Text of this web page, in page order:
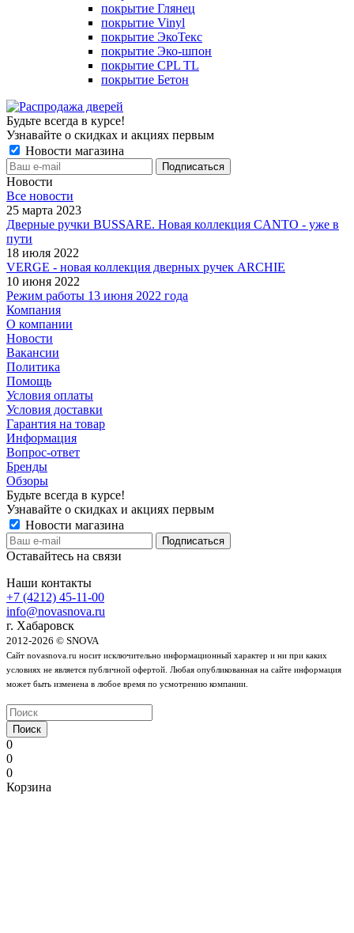
покрытие Глянец
покрытие Vinyl
покрытие ЭкоТекс
покрытие Эко-шпон
покрытие CPL TL
покрытие Бетон
Будьте всегда в курсе!
Узнавайте о скидках и акциях первым
Новости магазина
Новости
Все новости
25 марта 2023
Дверные ручки BUSSARE. Новая коллекция CANTO - уже в
пути
18 июля 2022
VERGE - новая коллекция дверных ручек ARCHIE
10 июня 2022
Режим работы 13 июня 2022 года
Компания
О компании
Новости
Вакансии
Политика
Помощь
Условия оплаты
Условия доставки
Гарантия на товар
Информация
Вопрос-ответ
Бренды
Обзоры
Будьте всегда в курсе!
Узнавайте о скидках и акциях первым
Новости магазина
Оставайтесь на связи
Наши контакты
+7 (4212) 45-11-00
info@novasnova.ru
г. Хабаровск
2012-2026 © SNOVA
Сайт novasnova.ru носит исключительно информационный характер и ни при каких
условиях не является публичной офертой. Любая опубликованная на сайте информация
может быть изменена в любое время по усмотрению компании.
Поиск
0
0
0
Корзина